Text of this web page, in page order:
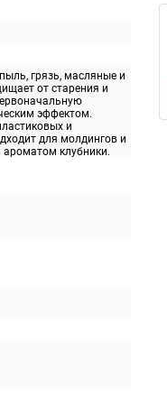
грязь, масляные и
от старения и
эффектом.
и
для молдингов и
клубники.